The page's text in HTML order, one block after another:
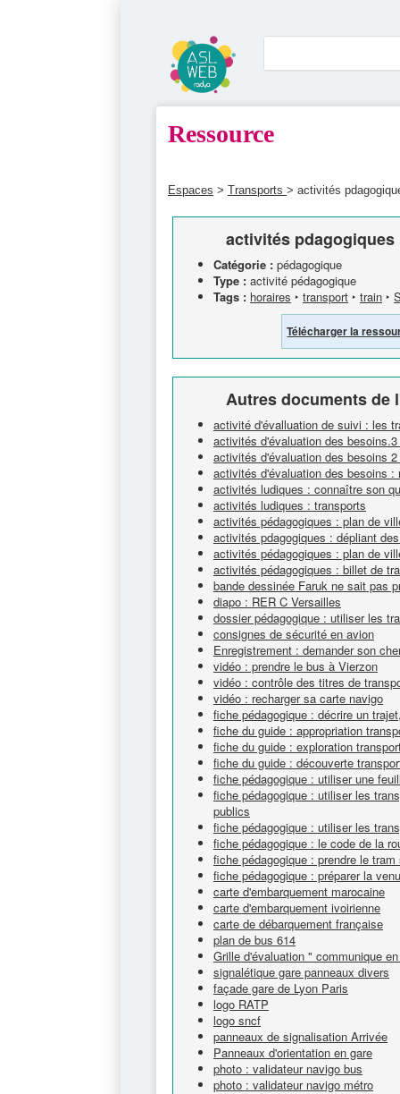
Ressource
Espaces > Transports > activités
activités pdagogiques
Catégorie : pédagogique
Type : activité pédagogique
Tags : horaires ‣ transport ‣ train ‣
Télécharger la
Autres documents de
activité d'évalluation de suivi : les
activités d'évaluation des
activités d'évaluation des besoins
activités d'évaluation des besoins :
activités ludiques : connaître son
activités ludiques : transports
activités pédagogiques : plan de
activités pdagogiques : dépliant
activités pédagogiques : plan de
activités pédagogiques : billet de
bande dessinée Faruk ne sait pas
diapo : RER C Versailles
dossier pédagogique : utiliser les
consignes de sécurité en avion
Enregistrement : demander son
vidéo : prendre le bus à Vierzon
vidéo : contrôle des titres de
vidéo : recharger sa carte navigo
fiche pédagogique : décrire un
fiche du guide : appropriation
fiche du guide : exploration
fiche du guide : découverte
fiche pédagogique : utiliser une
fiche pédagogique : utiliser les
publics
fiche pédagogique : utiliser les
fiche pédagogique : le code de la
fiche pédagogique : prendre le tram
fiche pédagogique : préparer la
carte d'embarquement marocaine
carte d'embarquement ivoirienne
carte de débarquement française
plan de bus 614
Grille d'évaluation " communique
signalétique gare panneaux divers
façade gare de Lyon Paris
logo RATP
logo sncf
panneaux de signalisation Arrivée
Panneaux d'orientation en gare
photo : validateur navigo bus
photo : validateur navigo métro